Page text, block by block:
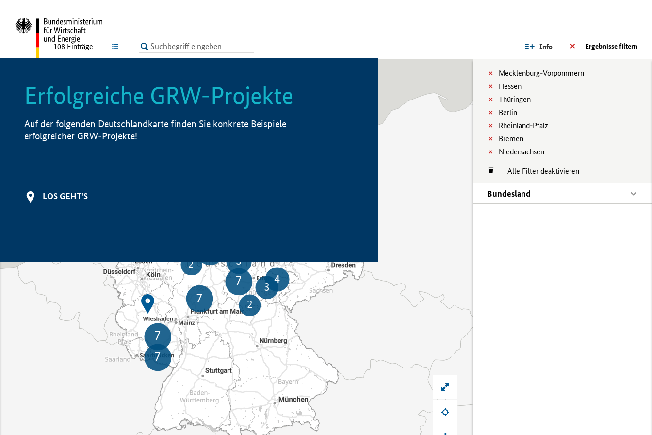
LISTE Ergebnisse filtern
Info
Mecklenburg-Vorpommern
Hessen
Thüringen
Berlin
Rheinland-Pfalz
Bremen
Niedersachsen
Alle Filter deaktivieren
Bundesland
108 Einträge
Erfolgreiche GRW-Projekte
Auf der folgenden Deutschlandkarte finden Sie konkrete Beispiele
erfolgreicher GRW-Projekte!
LOS GEHT'S